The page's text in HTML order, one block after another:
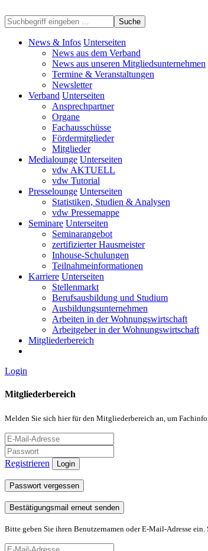
Suche
News & Infos Unterseiten
News aus dem Verband
News aus unseren Mitgliedsunternehmen
Termine & Veranstaltungen
Newsletter
Verband Unterseiten
Ansprechpartner
Organe
Fachausschüsse
Fördermitglieder
Mitglieder
Medialounge Unterseiten
vdw AKTUELL
vdw Tutorial
Presselounge Unterseiten
Statistiken, Studien & Analysen
vdw Pressemappe
Seminare Unterseiten
Seminarangebot
zertifizierter Hausmeister
Inhouse-Schulungen
Teilnahmeinformationen
Karriere Unterseiten
Stellenmarkt
Berufsausbildung und Studium
Ausbildungsunternehmen
Arbeiten in der Wohnungswirtschaft
Arbeitgeber in der Wohnungswirtschaft
Mitgliederbereich
Login
Mitgliederbereich
Melden Sie sich hier für den Mitgliederbereich an, um
Registrieren Login
Passwort vergessen
Bestätigungsmail erneut senden
Bitte geben Sie ihren Benutzernamen oder E-Mail-Adresse